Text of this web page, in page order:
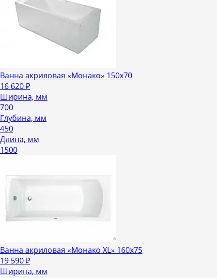
Ванна акриловая «Монако» 150х70
16 620₽
Ширина, мм
700
Глубина, мм
450
Длина, мм
1500
Ванна акриловая «Монако XL» 160х75
19 590₽
Ширина, мм